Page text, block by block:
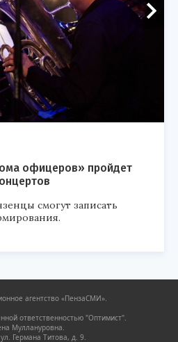
офицеров» пройдет
смогут записать
агентство «ПензаСМИ».
ответственностью "Оптимист".
Муллануровна.
Германа Титова, д. 9.